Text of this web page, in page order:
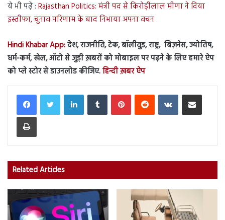
ये भी पढ़ें : Rajasthan Politics: मंत्री पद से किरोड़ीलाल मीणा ने दिया
इस्तीफा, चुनाव परिणाम के बाद निभाया अपना वचन
Hindi Khabar App:देश, राजनीति, टेक, बॉलीवुड, राष्ट्र, बिज़नेस, ज्योतिष,
धर्म-कर्म, खेल, ऑटो से जुड़ी ख़बरों को मोबाइल पर पढ़ने के लिए हमारे ऐप
को प्ले स्टोर से डाउनलोड कीजिए.हिन्दी ख़बर ऐप
LinkedInTumblr PinterestReddit VKontakteShare via Email
Print
Related Articles